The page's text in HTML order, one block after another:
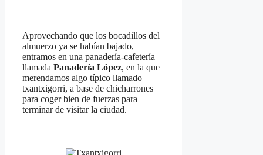
Aprovechando que los bocadillos del
almuerzo ya se habían bajado,
entramos en una panadería-cafetería
llamada Panadería López, en la que
merendamos algo típico llamado
txantxigorri, a base de chicharrones
para coger bien de fuerzas para
terminar de visitar la ciudad.